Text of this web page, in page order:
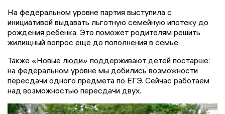
На федеральном уровне партия выступила с
инициативой выдавать льготную семейную ипотеку до
рождения ребёнка. Это поможет родителям решить
жилищный вопрос ещё до пополнения в семье.
Также «Новые люди» поддерживают детей постарше:
на федеральном уровне мы добились возможности
пересдачи одного предмета по ЕГЭ. Сейчас работаем
над возможностью пересдачи двух.